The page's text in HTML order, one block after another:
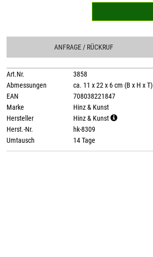
ANFRAGE / RÜCKRUF
Art.Nr.
3858
Abmessungen
ca. 11 x 22 x 6 cm (B x H x T)
EAN
708038221847
Marke
Hinz & Kunst
Hersteller
Hinz & Kunst
Herst.-Nr.
hk-8309
Umtausch
14 Tage